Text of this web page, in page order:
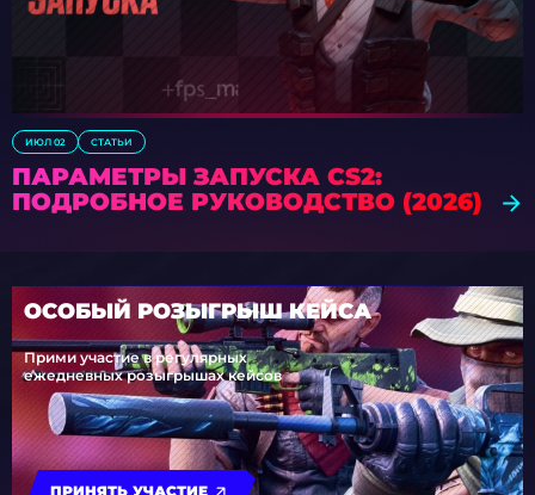
ИЮЛ 02 СТАТЬИ
ПАРАМЕТРЫ ЗАПУСКА CS2:
ПОДРОБНОЕ РУКОВОДСТВО (2026)
ОСОБЫЙ РОЗЫГРЫШ КЕЙСА
Прими участие в регулярных
ежедневных розыгрышах кейсов
ПРИНЯТЬ УЧАСТИЕ